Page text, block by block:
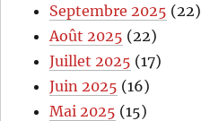
Septembre 2025 (22)
Août 2025 (22)
Juillet 2025 (17)
Juin 2025 (16)
Mai 2025 (15)